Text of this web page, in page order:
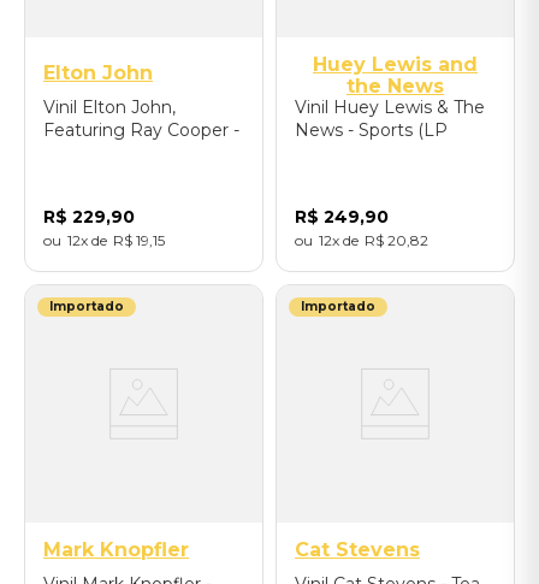
Elton John
Vinil Elton John,
Featuring Ray Cooper -
R$ 229,90
12 R$ 19 15
Huey Lewis and
the News
Vinil Huey Lewis & The
News - Sports (LP
R$ 249,90
12 R$ 20 82
Importado
Mark Knopfler
Importado
Cat Stevens